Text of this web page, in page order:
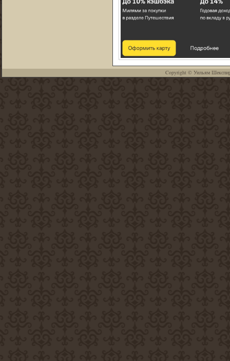
Copyright © Уильям